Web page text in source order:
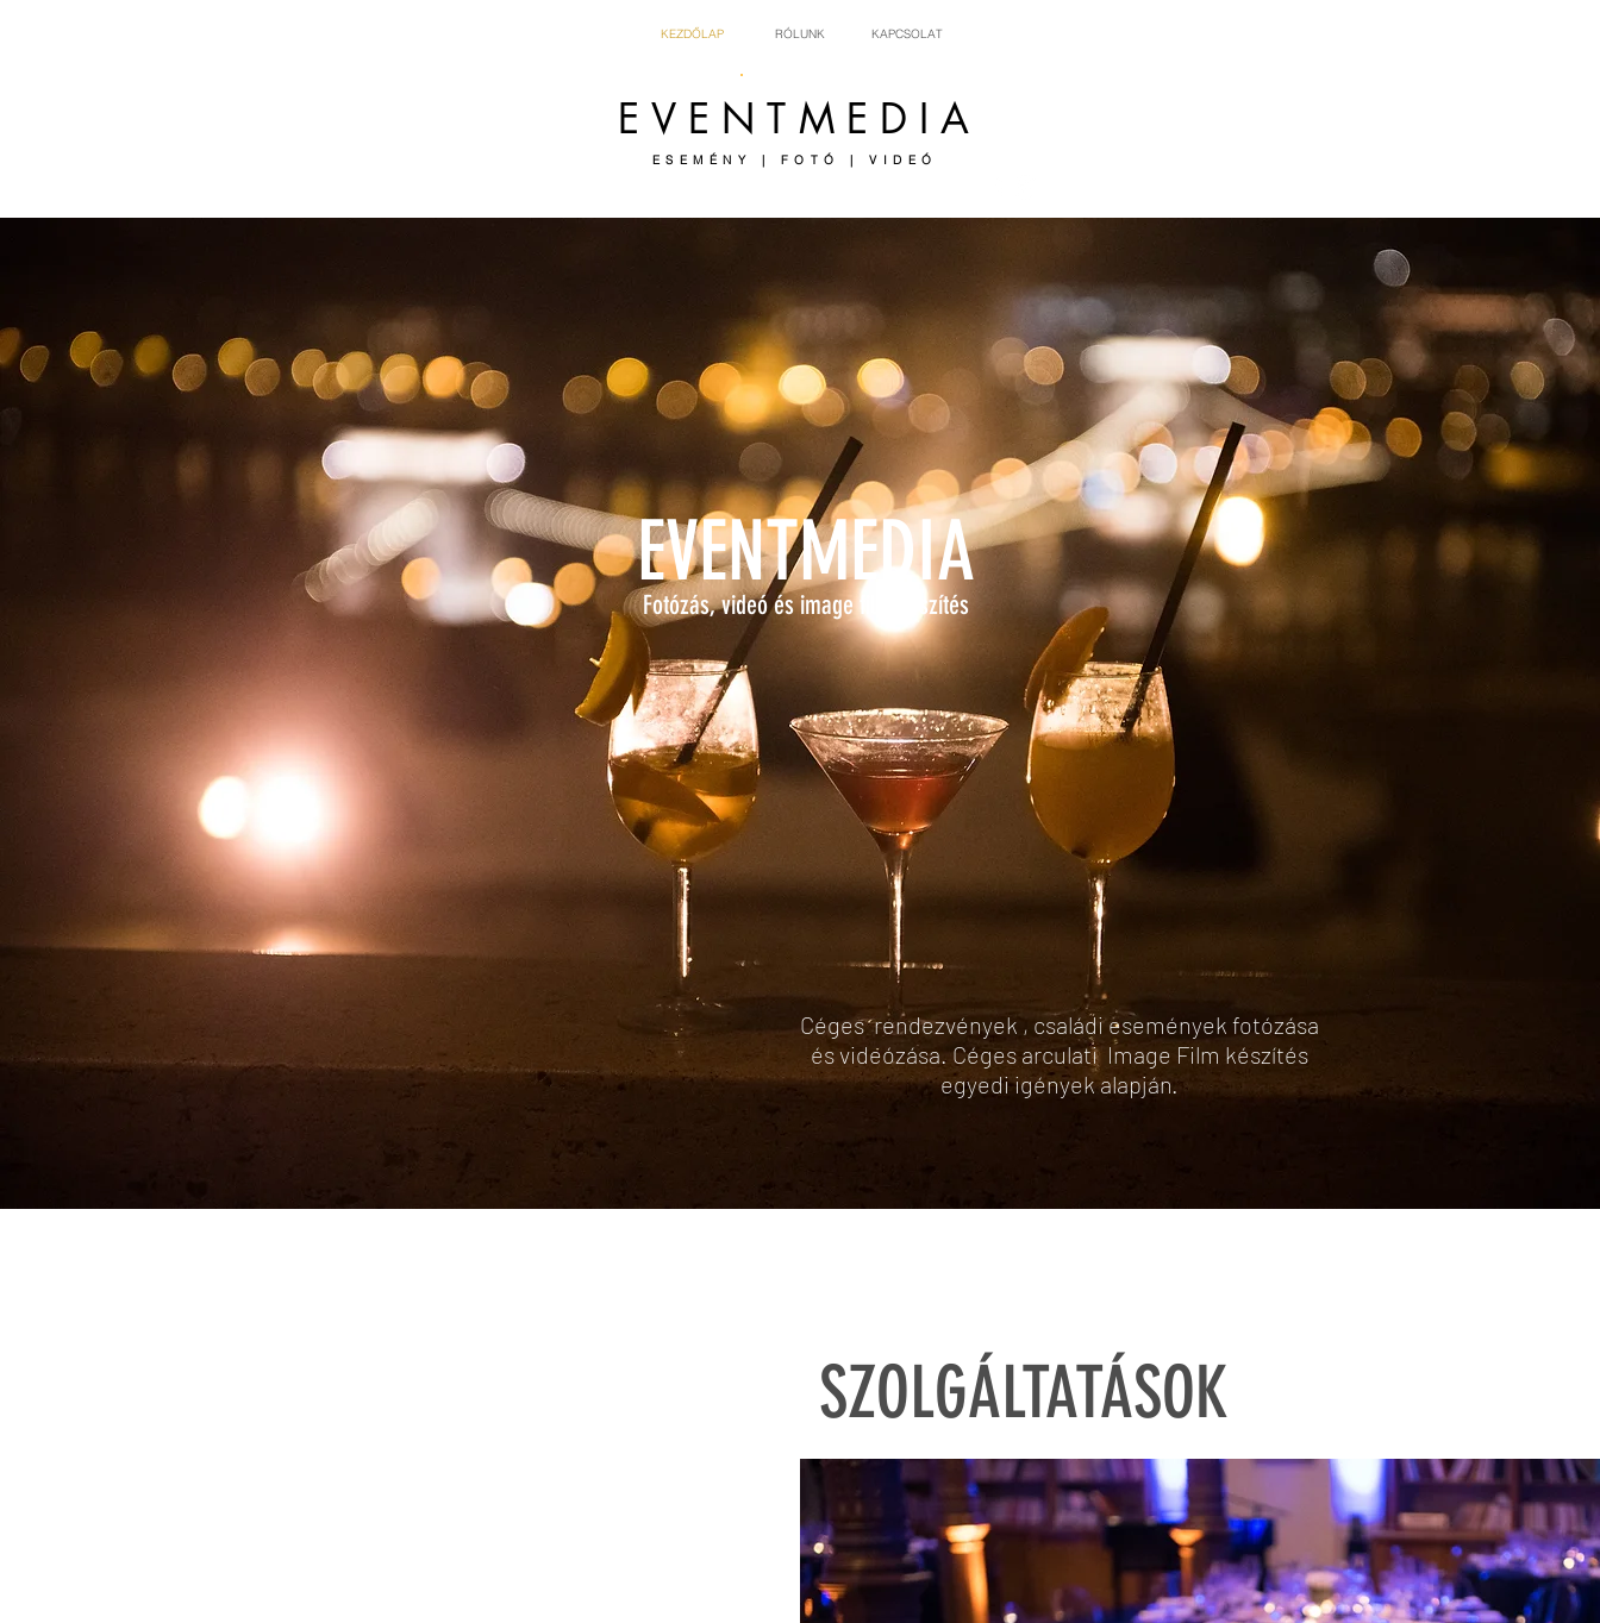
KEZDŐLAP RÓLUNK KAPCSOLAT
EVENTMEDIA
ESEMÉNY | FOTÓ | VIDEÓ
EVENTMEDIA
Fotózás, videó és image film készítés
Céges rendezvények , családi események fotózása
és videózása. Céges arculati Image Film készítés
egyedi igények alapján.
SZOLGÁLTATÁSOK